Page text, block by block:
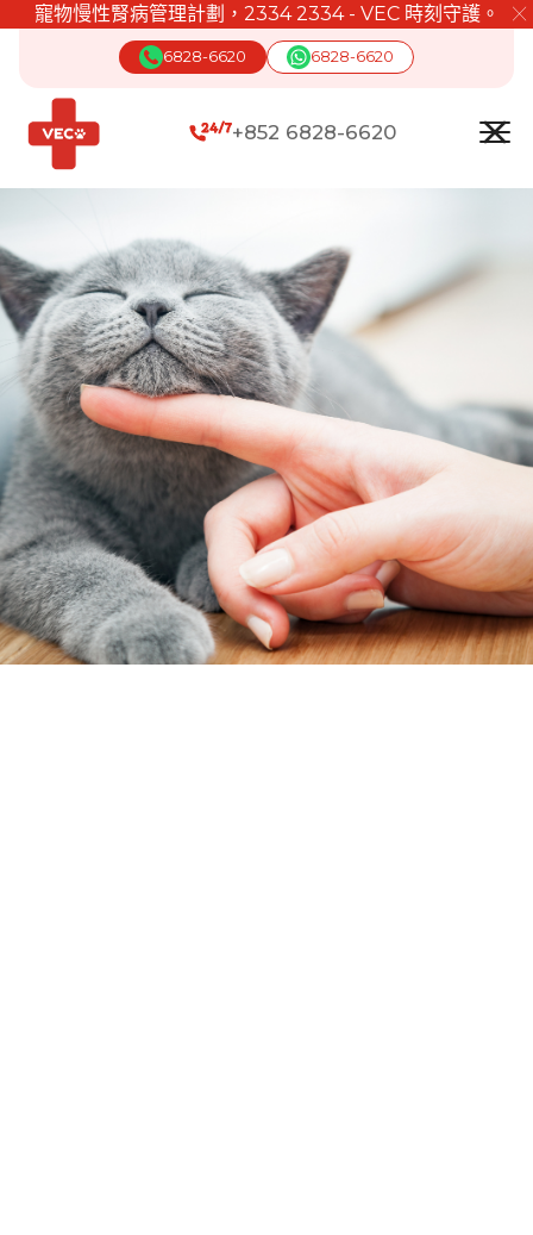
寵物慢性腎病管理計劃，2334 2334 - VEC 時刻守護。 ╳
6828-6620 6828-6620
+852 6828-6620